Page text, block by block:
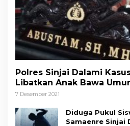
Polres Sinjai Dalami
Libatkan Anak Bawa Umur
7 Desember 2021
Diduga Pukul
Samaenre Sinjai